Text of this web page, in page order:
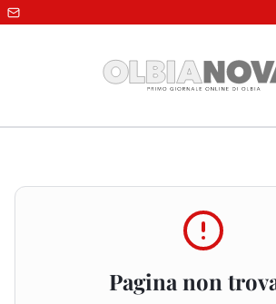
Pagina non